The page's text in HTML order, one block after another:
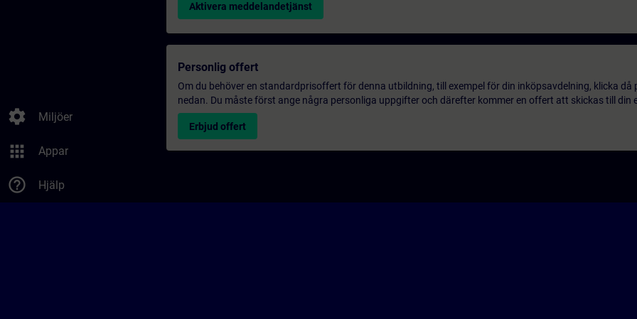
settings Miljöer
apps Appar
help_outline Hjälp
Aktivera meddelandetjänst
Personlig offert
Om du behöver en standardprisoffert för denna utbildning, till exempel för din inköpsavdelning, klicka då
nedan. Du måste först ange några personliga uppgifter och därefter kommer en offert att skickas till din
Erbjud offert